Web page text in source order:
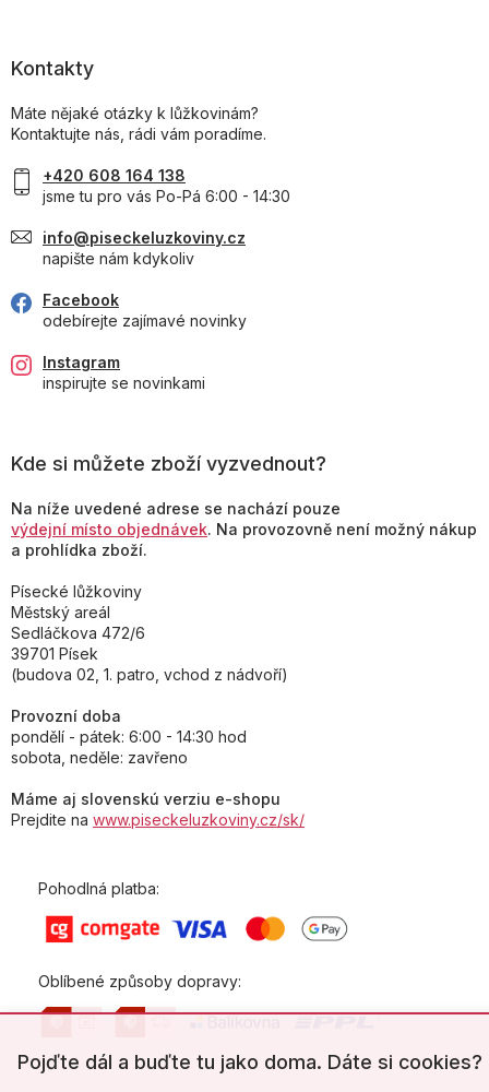
Pojďte dál a buďte tu jako doma. Dáte si cookies?
Kontakty
Máte nějaké otázky k lůžkovinám?
Kontaktujte nás, rádi vám poradíme.
+420 608 164 138
jsme tu pro vás Po-Pá 6:00 - 14:30
info@piseckeluzkoviny.cz
napište nám kdykoliv
Facebook
odebírejte zajímavé novinky
Instagram
inspirujte se novinkami
Kde si můžete zboží vyzvednout?
Na níže uvedené adrese se nachází pouze
výdejní místo objednávek. Na provozovně není možný nákup
a prohlídka zboží.
Písecké lůžkoviny
Městský areál
Sedláčkova 472/6
39701 Písek
(budova 02, 1. patro, vchod z nádvoří)
Provozní doba
pondělí - pátek: 6:00 - 14:30 hod
sobota, neděle: zavřeno
Máme aj slovenskú verziu e-shopu
Prejdite na www.piseckeluzkoviny.cz/sk/
Pohodlná platba:
Oblíbené způsoby dopravy: